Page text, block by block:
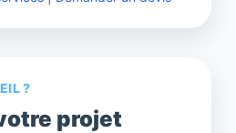
?
projet